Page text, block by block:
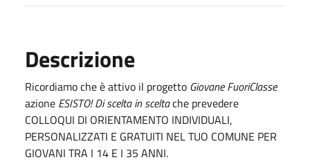
Descrizione
Ricordiamo cheè attivo il progetto Giovane FuoriClasse
azione ESISTO! Di scelta in sceltache prevedere
COLLOQUI DI ORIENTAMENTO INDIVIDUALI,
PERSONALIZZATI E GRATUITI NEL TUO COMUNE PER
GIOVANI TRA I 14 E I 35 ANNI.